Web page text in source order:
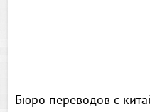
Бюро переводов с